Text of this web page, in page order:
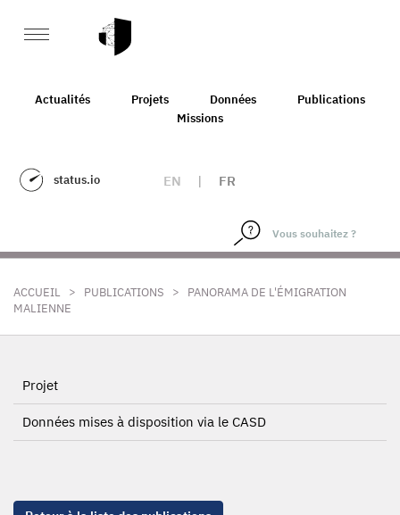
Actualités Projets Données
Publications
Missions
status.io EN | FR
ACCUEIL > PUBLICATIONS >
PANORAMA DE L'ÉMIGRATION
MALIENNE
Projet
Données mises à disposition via le CASD